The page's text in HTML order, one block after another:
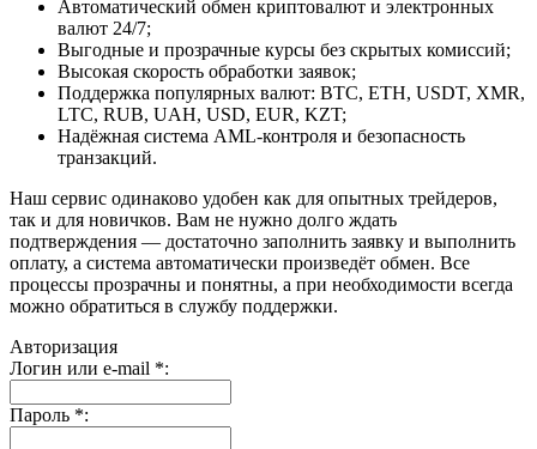
Автоматический обмен криптовалют и электронных
валют 24/7;
Выгодные и прозрачные курсы без скрытых комиссий;
Высокая скорость обработки заявок;
Поддержка популярных валют: BTC, ETH, USDT, XMR,
LTC, RUB, UAH, USD, EUR, KZT;
Надёжная система AML-контроля и безопасность
транзакций.
Наш сервис одинаково удобен как для опытных трейдеров,
так и для новичков. Вам не нужно долго ждать
подтверждения — достаточно заполнить заявку и выполнить
оплату, а система автоматически произведёт обмен. Все
процессы прозрачны и понятны, а при необходимости всегда
можно обратиться в службу поддержки.
Авторизация
Логин или e-mail *:
Пароль *: